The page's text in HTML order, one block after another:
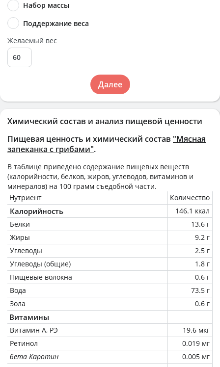
Химический состав и анализ пищевой ценности
Пищевая ценность и химический состав "Мясная
запеканка с грибами".
В таблице приведено содержание пищевых веществ
(калорийности, белков, жиров, углеводов, витаминов и
минералов) на 100 грамм съедобной части.
Нутриент
Количество
Калорийность
146.1 ккал
Белки
13.6 г
Жиры
9.2 г
Углеводы
2.5 г
Углеводы (общие)
1.8 г
Пищевые волокна
0.6 г
Вода
73.5 г
Зола
0.6 г
Витамины
Витамин А, РЭ
19.6 мкг
Ретинол
0.019 мг
бета Каротин
0.005 мг
Набор массы
Поддержание веса
Желаемый вес
Далее